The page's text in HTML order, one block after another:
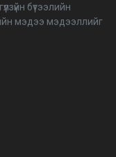
даяар шууд
2026 оны
21-нд болно
санаачилж,
бүтээлийн
мэдээ мэдээллийг